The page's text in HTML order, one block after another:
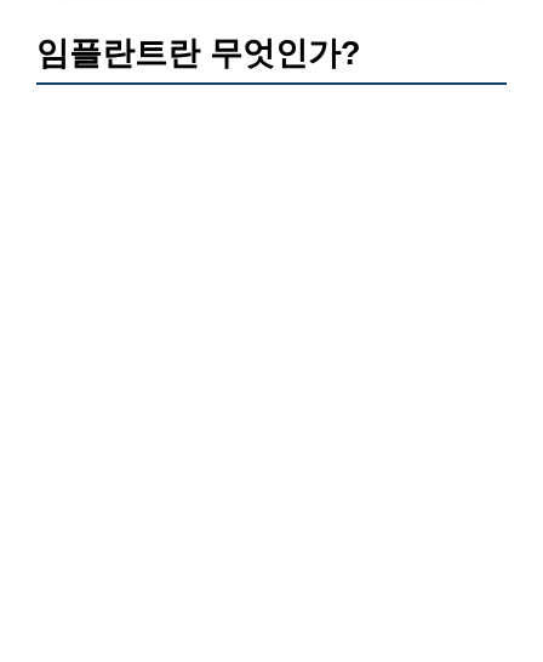
임플란트란 무엇인가?